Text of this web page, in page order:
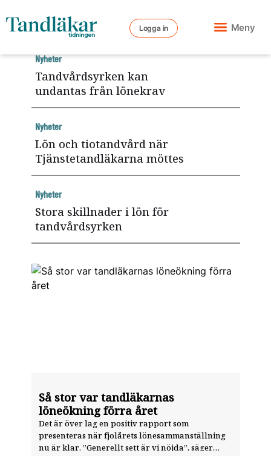
Logga in Meny
Så stor var tandläkarnas
löneökning förra året
Det är över lag en positiv rapport som
presenteras när fjolårets lönesammanställning
nu är klar. ”Generellt sett är vi nöjda”, säger
Tandvårdsyrken kan
undantas från lönekrav
Nyheter
Lön och tiotandvård när
Tjänstetandläkarna möttes
Nyheter
Stora skillnader i lön för
tandvårdsyrken
Nyheter